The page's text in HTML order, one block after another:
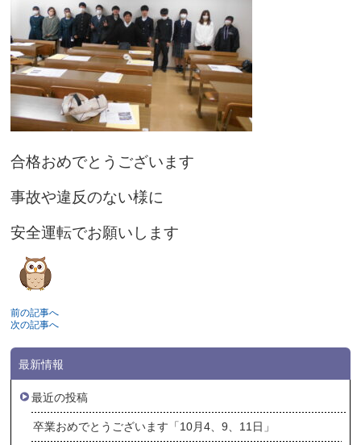
合格おめでとうございます
事故や違反のない様に
安全運転でお願いします
前の記事へ
次の記事へ
最新情報
最近の投稿
卒業おめでとうございます「10月4、9、11日」